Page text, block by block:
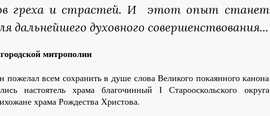
греха и страстей. И этот опыт станет
дальнейшего духовного совершенствования...
митрополии
всем сохранить в душе слова Великого покаянного канона
настоятель храма благочинный I Старооскольского округа
храма Рождества Христова.